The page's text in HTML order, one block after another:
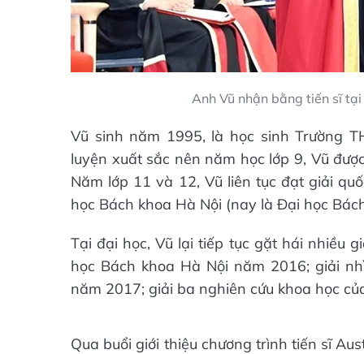
Anh Vũ nhận bằng tiến sĩ
Vũ sinh năm 1995, là học sinh Trường
luyện xuất sắc nên năm học lớp 9, Vũ
Năm lớp 11 và 12, Vũ liên tục đạt giải
học Bách khoa Hà Nội (nay là Đại học
Tại đại học, Vũ lại tiếp tục gặt hái nhiều
học Bách khoa Hà Nội năm 2016; giải
năm 2017; giải ba nghiên cứu khoa học
Qua buổi giới thiệu chương trình tiến sĩ